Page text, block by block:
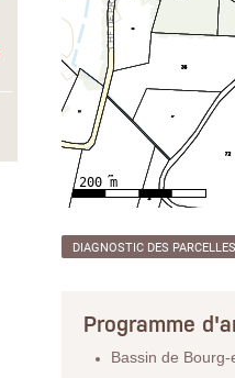
DIAGNOSTIC DES PARCELLES
Programme
Bassin de